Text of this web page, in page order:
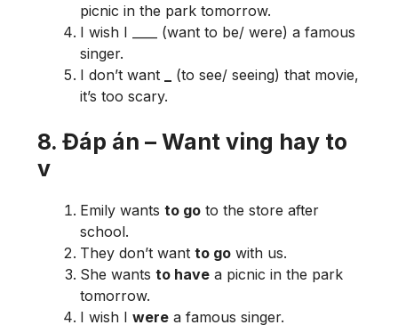
picnic in the park tomorrow.
I wish I ____ (want to be/ were) a famous
singer.
I don’t want
(to see/ seeing) that movie,
it’s too scary.
8. Đáp án – Want ving hay to
v
Emily wants to go to the store after
school.
They don’t want to go with us.
She wants to have a picnic in the park
tomorrow.
I wish I were a famous singer.